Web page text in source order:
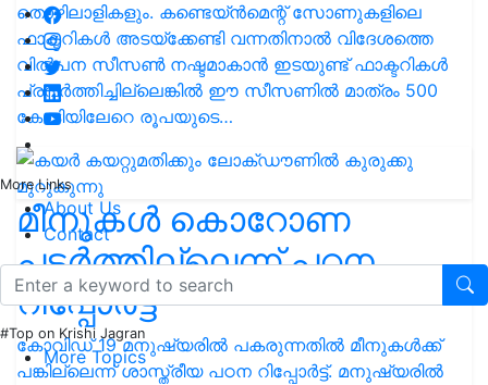
More Links
About Us
Contact
#Top on Krishi Jagran
More Topics
തൊഴിലാളികളും. കണ്ടെയ്ൻമെന്റ് സോണുകളിലെ
ഫാക്ടറികൾ അടയ്ക്കേണ്ടി വന്നതിനാൽ വിദേശത്തെ
വിൽപന സീസൺ നഷ്ടമാകാൻ ഇടയുണ്ട് ഫാക്ടറികൾ
പ്രവർത്തിച്ചില്ലെങ്കിൽ ഈ സീസണിൽ മാത്രം 500
കോടിയിലേറെ രൂപയുടെ…
മീനുകള്‍ കൊറോണ
പടര്‍ത്തില്ലെന്ന് പഠന
റിപ്പോര്‍ട്ട്
കോവിഡ് 19 മനുഷ്യരില്‍ പകരുന്നതില്‍ മീനുകള്‍ക്ക്
പങ്കില്ലെന്ന് ശാസ്ത്രീയ പഠന റിപ്പോര്‍ട്ട്. മനുഷ്യരില്‍